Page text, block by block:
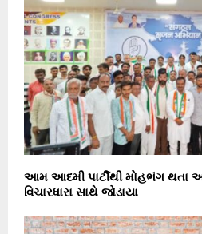
આમ આદમી પાર્ટીથી મોહભંગ થતા
વિચારધારા સાથે જોડાયા